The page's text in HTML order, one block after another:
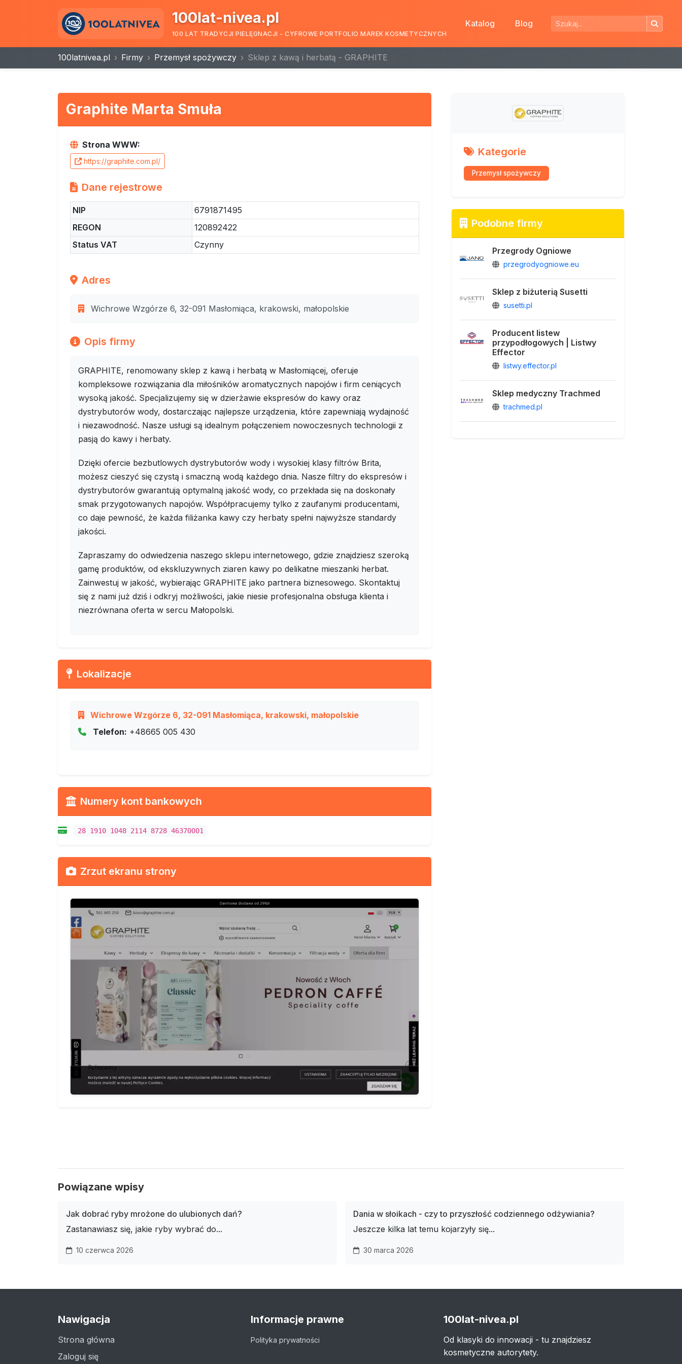
100lat-nivea.pl
100 LAT TRADYCJI PIELĘGNACJI - CYFROWE PORTFOLIO MAREK KOSMETYCZNYCH
Katalog Blog
100latnivea.pl Firmy Przemysł spożywczy Sklep z kawą i herbatą - GRAPHITE
Graphite Marta Smuła
Strona WWW:
https://graphite.com.pl/
Dane rejestrowe
NIP
6791871495
REGON
120892422
Status VAT
Czynny
Adres
Wichrowe Wzgórze 6, 32-091 Masłomiąca, krakowski, małopolskie
Opis firmy
GRAPHITE, renomowany sklep z kawą i herbatą w Masłomiącej, oferuje
kompleksowe rozwiązania dla miłośników aromatycznych napojów i firm ceniących
wysoką jakość. Specjalizujemy się w dzierżawie ekspresów do kawy oraz
dystrybutorów wody, dostarczając najlepsze urządzenia, które zapewniają wydajność
i niezawodność. Nasze usługi są idealnym połączeniem nowoczesnych technologii z
pasją do kawy i herbaty.
Dzięki ofercie bezbutlowych dystrybutorów wody i wysokiej klasy filtrów Brita,
możesz cieszyć się czystą i smaczną wodą każdego dnia. Nasze filtry do ekspresów i
dystrybutorów gwarantują optymalną jakość wody, co przekłada się na doskonały
smak przygotowanych napojów. Współpracujemy tylko z zaufanymi producentami,
co daje pewność, że każda filiżanka kawy czy herbaty spełni najwyższe standardy
jakości.
Zapraszamy do odwiedzenia naszego sklepu internetowego, gdzie znajdziesz szeroką
gamę produktów, od ekskluzywnych ziaren kawy po delikatne mieszanki herbat.
Zainwestuj w jakość, wybierając GRAPHITE jako partnera biznesowego. Skontaktuj
się z nami już dziś i odkryj możliwości, jakie niesie profesjonalna obsługa klienta i
niezrównana oferta w sercu Małopolski.
Lokalizacje
Wichrowe Wzgórze 6, 32-091 Masłomiąca, krakowski, małopolskie
Telefon: +48665 005 430
Numery kont bankowych
28 1910 1048 2114 8728 46370001
Zrzut ekranu strony
Kategorie
Przemysł spożywczy
Podobne firmy
Przegrody Ogniowe
przegrodyogniowe.eu
Sklep z biżuterią Susetti
susetti.pl
Producent listew
przypodłogowych | Listwy
Effector
listwy.effector.pl
Sklep medyczny Trachmed
trachmed.pl
Powiązane wpisy
Jak dobrać ryby mrożone do ulubionych dań?
Zastanawiasz się, jakie ryby wybrać do...
10 czerwca 2026
Dania w słoikach - czy to przyszłość codziennego odżywiania?
Jeszcze kilka lat temu kojarzyły się...
30 marca 2026
Nawigacja
Strona główna
Zaloguj się
Informacje prawne
Polityka prywatności
100lat-nivea.pl
Od klasyki do innowacji - tu znajdziesz
kosmetyczne autorytety.